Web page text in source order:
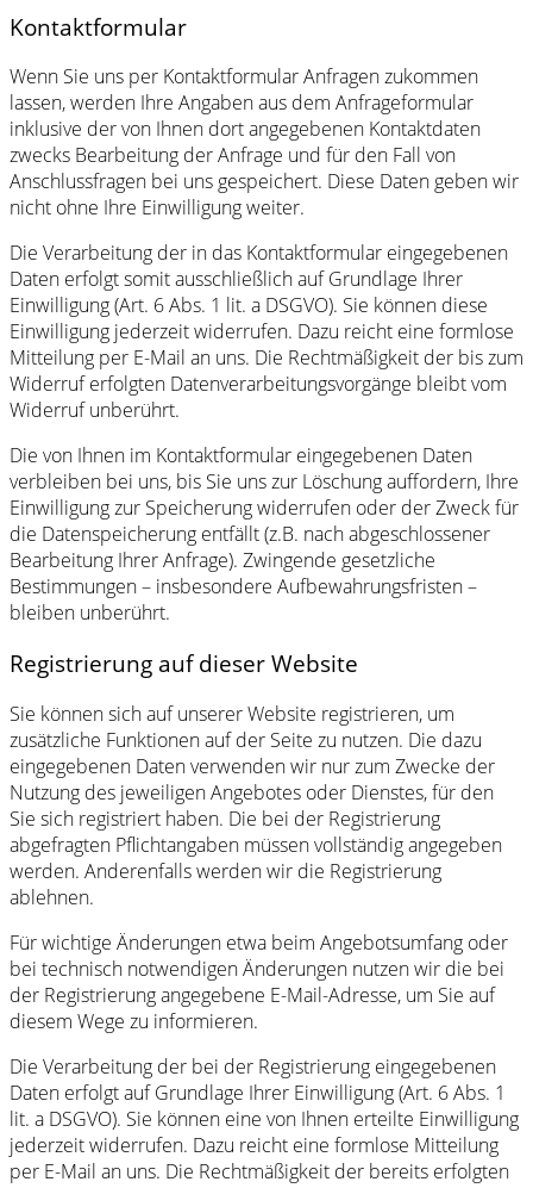
Kontaktformular
Wenn Sie uns per Kontaktformular Anfragen zukommen
lassen, werden Ihre Angaben aus dem Anfrageformular
inklusive der von Ihnen dort angegebenen Kontaktdaten
zwecks Bearbeitung der Anfrage und für den Fall von
Anschlussfragen bei uns gespeichert. Diese Daten geben wir
nicht ohne Ihre Einwilligung weiter.
Die Verarbeitung der in das Kontaktformular eingegebenen
Daten erfolgt somit ausschließlich auf Grundlage Ihrer
Einwilligung (Art. 6 Abs. 1 lit. a DSGVO). Sie können diese
Einwilligung jederzeit widerrufen. Dazu reicht eine formlose
Mitteilung per E-Mail an uns. Die Rechtmäßigkeit der bis zum
Widerruf erfolgten Datenverarbeitungsvorgänge bleibt vom
Widerruf unberührt.
Die von Ihnen im Kontaktformular eingegebenen Daten
verbleiben bei uns, bis Sie uns zur Löschung auffordern, Ihre
Einwilligung zur Speicherung widerrufen oder der Zweck für
die Datenspeicherung entfällt (z.B. nach abgeschlossener
Bearbeitung Ihrer Anfrage). Zwingende gesetzliche
Bestimmungen – insbesondere Aufbewahrungsfristen –
bleiben unberührt.
Registrierung auf dieser Website
Sie können sich auf unserer Website registrieren, um
zusätzliche Funktionen auf der Seite zu nutzen. Die dazu
eingegebenen Daten verwenden wir nur zum Zwecke der
Nutzung des jeweiligen Angebotes oder Dienstes, für den
Sie sich registriert haben. Die bei der Registrierung
abgefragten Pflichtangaben müssen vollständig angegeben
werden. Anderenfalls werden wir die Registrierung
ablehnen.
Für wichtige Änderungen etwa beim Angebotsumfang oder
bei technisch notwendigen Änderungen nutzen wir die bei
der Registrierung angegebene E-Mail-Adresse, um Sie auf
diesem Wege zu informieren.
Die Verarbeitung der bei der Registrierung eingegebenen
Daten erfolgt auf Grundlage Ihrer Einwilligung (Art. 6 Abs. 1
lit. a DSGVO). Sie können eine von Ihnen erteilte Einwilligung
jederzeit widerrufen. Dazu reicht eine formlose Mitteilung
per E-Mail an uns. Die Rechtmäßigkeit der bereits erfolgten